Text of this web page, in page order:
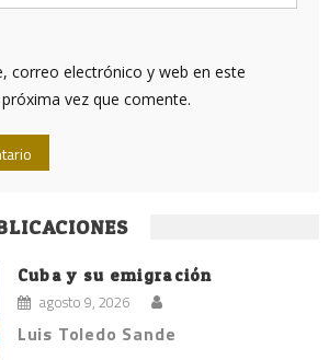
correo electrónico y web en este
vez que comente.
Cuba y su emigración
agosto 9, 2026
Luis Toledo Sande